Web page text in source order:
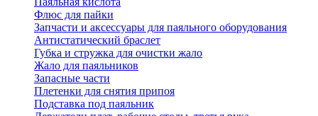
Флюс для пайки
Запчасти и аксессуары для паяльного оборудования
Антистатический браслет
Губка и стружка для очистки жало
Жало для паяльников
Запасные части
Плетенки для снятия припоя
Подставка под паяльник